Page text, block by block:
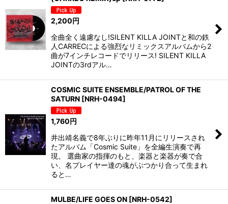
2,200円
全曲全く遠慮なし!SILENT KILLA JOINTと和の鉄
人CARRECによる強烈なリミックスアルバムから2
曲が7インチレコードでリリース! SILENT KILLA
JOINTの3rdアル…
COSMIC SUITE ENSEMBLE/PATROL OF THE
SATURN [NRH-0494]
1,760円
井出靖名義で8年ぶりに昨年11月にリリースされ
たアルバム「Cosmic Suite」を全編生演奏で再
現。 選曲家の指揮のもと、楽器と楽器が奏で合
い、名プレイヤー達の魂がぶつかり合って生まれ
ると…
MULBE/LIFE GOES ON [NRH-0542]